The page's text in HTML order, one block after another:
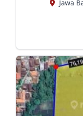
Jawa